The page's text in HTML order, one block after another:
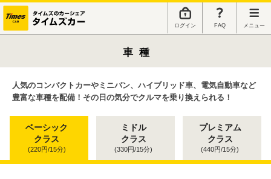
ログイン FAQ メニュー
車種
人気のコンパクトカーやミニバン、ハイブリッド車、電気自動車など
豊富な車種を配備！その日の気分でクルマを乗り換えられる！
ベーシック
クラス
(220円/15分)
ミドル
クラス
(330円/15分)
プレミアム
クラス
(440円/15分)